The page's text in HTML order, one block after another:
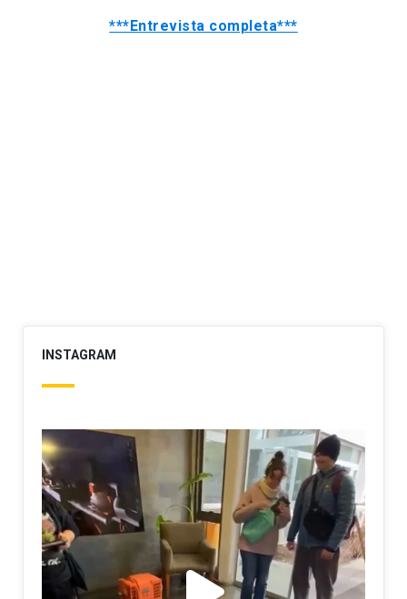
***Entrevista completa***
INSTAGRAM